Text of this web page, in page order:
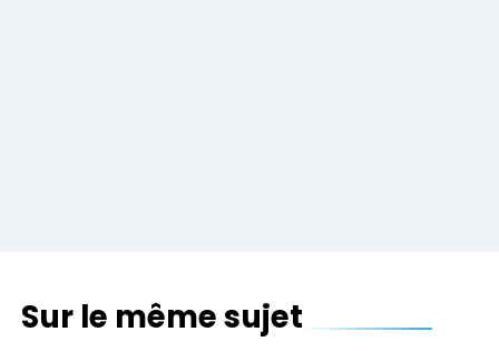
Sur le même sujet